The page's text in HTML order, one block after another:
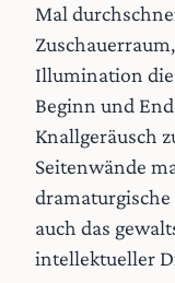
Mal
Illumination die
Beginn und
Knallgeräusch
Seitenwände
auch das
intellektueller